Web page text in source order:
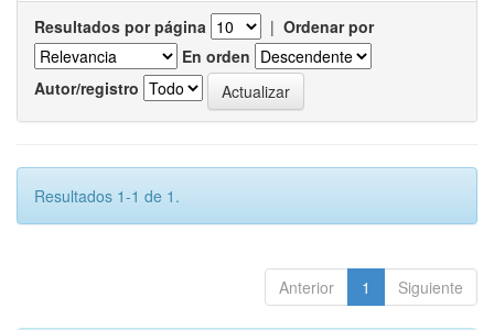
Resultados por página | Ordenar por
En orden
Autor/registro
Resultados 1-1 de 1.
Anterior 1 Siguiente